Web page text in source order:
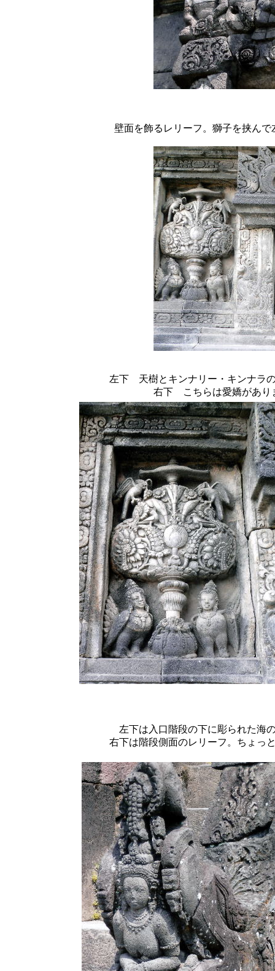
壁面を飾るレリーフ。獅子を挟ん
左下 天樹とキンナリー・キンナラ
右下 こちらは愛嬌があり
左下は入口階段の下に彫られた海
右下は階段側面のレリーフ。ちょっ